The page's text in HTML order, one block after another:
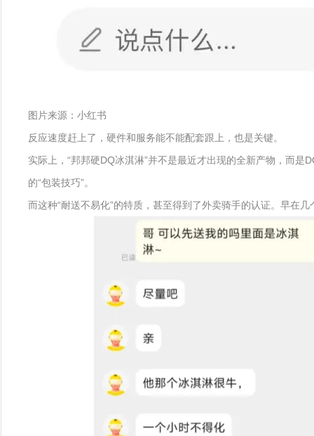
图片来源：小红书
反应速度赶上了，硬件和服务能不能配套跟上，也是关键。
实际上，“邦邦硬DQ冰淇淋”并不是最近才出现的全新产物，而
的“包装技巧”。
而这种“耐送不易化”的特质，甚至得到了外卖骑手的认证。早在